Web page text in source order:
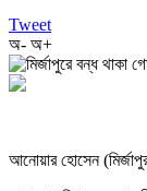
Tweet
অ- অ+
আনোয়ার হোসেন